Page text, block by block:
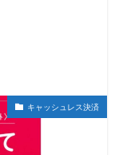
キャッシュレス決済